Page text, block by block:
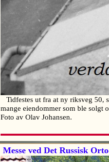
Tidfestes ut fra at ny riksveg 50,
mange eiendommer som ble solgt
Foto av Olav Johansen.
Messe ved Det Russisk